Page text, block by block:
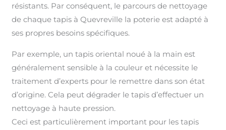
résistants. Par conséquent, le parcours de nettoyage
de chaque tapis à Quevreville la poterie est adapté à
ses propres besoins spécifiques.
Par exemple, un tapis oriental noué à la main est
généralement sensible à la couleur et nécessite le
traitement d’experts pour le remettre dans son état
d’origine. Cela peut dégrader le tapis d’effectuer un
nettoyage à haute pression.
Ceci est particulièrement important pour les tapis